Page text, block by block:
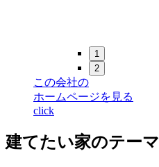
1
2
この会社の
ホームページを見る
click
建てたい家のテーマ